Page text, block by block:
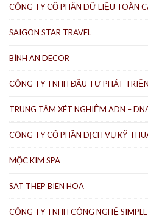
CÔNG TY CỔ PHẦN DỮ LIỆU TOÀN
SAIGON STAR TRAVEL
BÌNH AN DECOR
CÔNG TY TNHH ĐẦU TƯ PHÁT
TRUNG TÂM XÉT NGHIỆM ADN –
CÔNG TY CỔ PHẦN DỊCH VỤ KỸ
MỘC KIM SPA
SAT THEP BIEN HOA
CÔNG TY TNHH CÔNG NGHỆ